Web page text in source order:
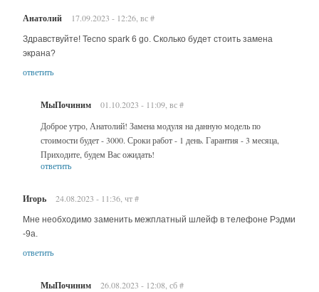
Анатолий 17.09.2023 - 12:26, вс#
Здравствуйте! Tecno spark 6 go. Сколько будет стоить замена
экрана?
ответить
МыПочиним 01.10.2023 - 11:09, вс#
Доброе утро, Анатолий! Замена модуля на данную модель по
стоимости будет - 3000. Сроки работ - 1 день. Гарантия - 3 месяца,
Приходите, будем Вас ожидать!
ответить
Игорь 24.08.2023 - 11:36, чт#
Мне необходимо заменить межплатный шлейф в телефоне Рэдми
-9а.
ответить
МыПочиним 26.08.2023 - 12:08, сб#